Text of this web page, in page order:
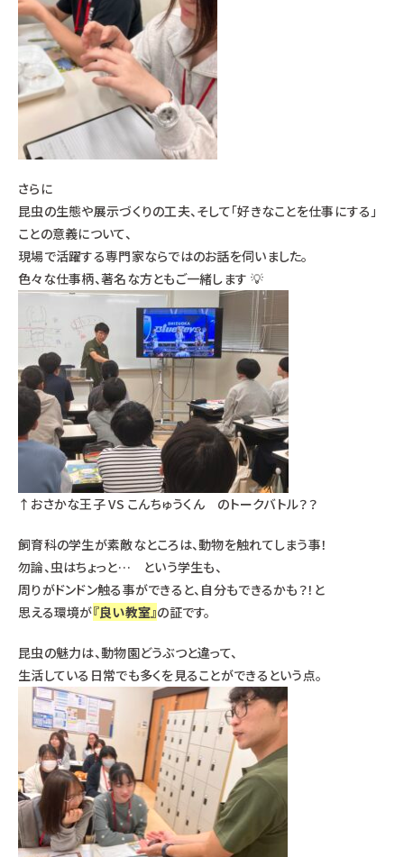
さらに
昆虫の生態や展示づくりの工夫、そして「好きなことを仕事にする」
ことの意義について、
現場で活躍する専門家ならではのお話を伺いました。
色々な仕事柄、著名な方ともご一緒します 💡
↑おさかな王子 VS こんちゅうくん のトークバトル？？
飼育科の学生が素敵なところは、動物を触れてしまう事！
勿論、虫はちょっと… という学生も、
周りがドンドン触る事ができると、自分もできるかも？！と
思える環境が『良い教室』の証です。
昆虫の魅力は、動物園どうぶつと違って、
生活している日常でも多くを見ることができるという点。